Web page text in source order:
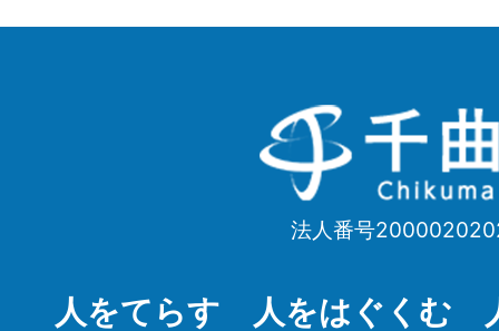
千
曲
Chikuma
法人番号
人をてらす 人をはぐくむ